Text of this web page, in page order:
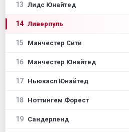
13 Лидс Юнайтед
14 Ливерпуль
15 Манчестер Сити
16 Манчестер Юнайтед
17 Ньюкасл Юнайтед
18 Ноттингем Форест
19 Сандерленд